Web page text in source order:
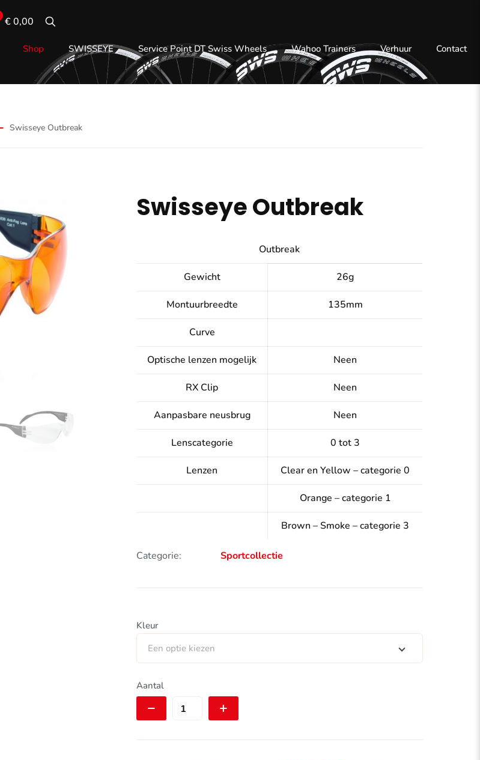
€ 0,00
Shop SWISSEYE Service Point DT Swiss Wheels Wahoo Trainers Verhuur Contact
Swisseye Outbreak
Swisseye Outbreak
Outbreak
Gewicht 26g
Montuurbreedte 135mm
Curve
Optische lenzen mogelijk Neen
RX Clip Neen
Aanpasbare neusbrug Neen
Lenscategorie 0 tot 3
Lenzen Clear en Yellow – categorie 0
Orange – categorie 1
Brown – Smoke – categorie 3
Categorie: Sportcollectie
Kleur
Een optie kiezen
Aantal
Swisseye
Outbreak